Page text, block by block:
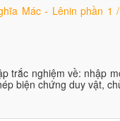
Mác - Lênin phần 1
trắc nghiệm về: nhập
biện chứng duy vật,